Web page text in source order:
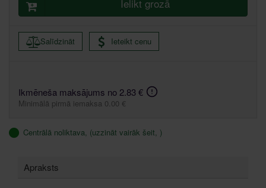
Ielikt grozā
Salīdzināt Ieteikt cenu
Ikmēneša maksājums no 2.83 €
Minimālā pirmā iemaksa 0.00 €
Centrālā noliktava, (uzzināt vairāk šeit, )
Apraksts